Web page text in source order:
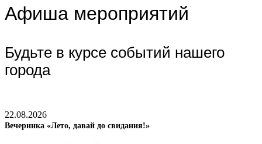
Афиша мероприятий
Будьте в курсе событий нашего
города
22.08.2026
Вечеринка «Лето, давай до свидания!»